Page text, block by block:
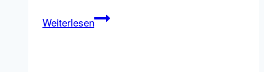
WeiterlesenJobbörsen